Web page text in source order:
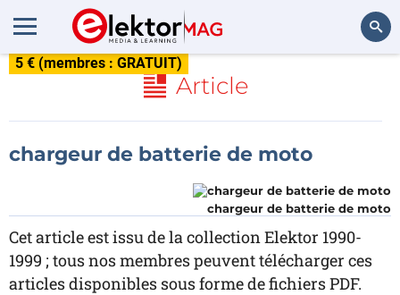
5 € (membres : GRATUIT)
Article
chargeur de batterie de moto
chargeur de batterie de moto
Cet article est issu de la collection Elektor 1990-
1999 ; tous nos membres peuvent télécharger ces
articles disponibles sous forme de fichiers PDF.